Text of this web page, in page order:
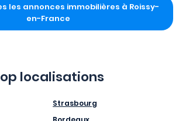
les annonces immobilières à Roissy-
en-France
localisations
Strasbourg